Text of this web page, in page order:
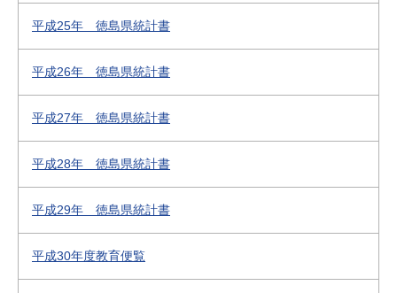
平成25年 徳島県統計書
平成26年 徳島県統計書
平成27年 徳島県統計書
平成28年 徳島県統計書
平成29年 徳島県統計書
平成30年度教育便覧